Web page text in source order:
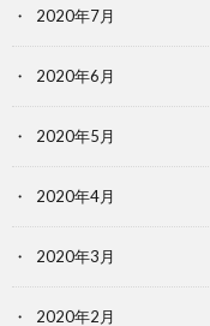
2020年7月
2020年6月
2020年5月
2020年4月
2020年3月
2020年2月